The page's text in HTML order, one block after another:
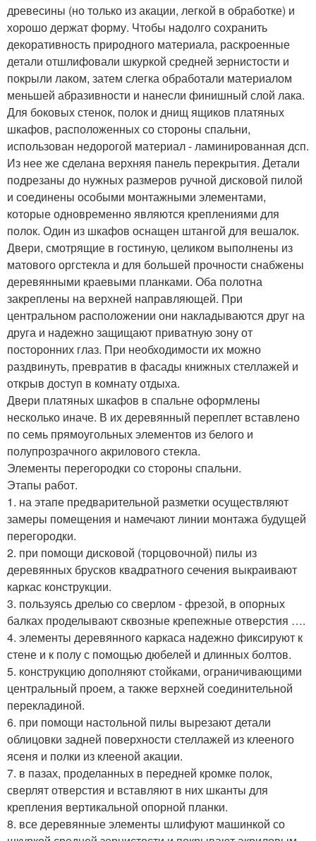
древесины (но только из акации, легкой в обработке) и
хорошо держат форму. Чтобы надолго сохранить
декоративность природного материала, раскроенные
детали отшлифовали шкуркой средней зернистости и
покрыли лаком, затем слегка обработали материалом
меньшей абразивности и нанесли финишный слой лака.
Для боковых стенок, полок и днищ ящиков платяных
шкафов, расположенных со стороны спальни,
использован недорогой материал - ламинированная дсп.
Из нее же сделана верхняя панель перекрытия. Детали
подрезаны до нужных размеров ручной дисковой пилой
и соединены особыми монтажными элементами,
которые одновременно являются креплениями для
полок. Один из шкафов оснащен штангой для вешалок.
Двери, смотрящие в гостиную, целиком выполнены из
матового оргстекла и для большей прочности снабжены
деревянными краевыми планками. Оба полотна
закреплены на верхней направляющей. При
центральном расположении они накладываются друг на
друга и надежно защищают приватную зону от
посторонних глаз. При необходимости их можно
раздвинуть, превратив в фасады книжных стеллажей и
открыв доступ в комнату отдыха.
Двери платяных шкафов в спальне оформлены
несколько иначе. В их деревянный переплет вставлено
по семь прямоугольных элементов из белого и
полупрозрачного акрилового стекла.
Элементы перегородки со стороны спальни.
Этапы работ.
1. на этапе предварительной разметки осуществляют
замеры помещения и намечают линии монтажа будущей
перегородки.
2. при помощи дисковой (торцовочной) пилы из
деревянных брусков квадратного сечения выкраивают
каркас конструкции.
3. пользуясь дрелью со сверлом - фрезой, в опорных
балках проделывают сквозные крепежные отверстия ….
4. элементы деревянного каркаса надежно фиксируют к
стене и к полу с помощью дюбелей и длинных болтов.
5. конструкцию дополняют стойками, ограничивающими
центральный проем, а также верхней соединительной
перекладиной.
6. при помощи настольной пилы вырезают детали
облицовки задней поверхности стеллажей из клееного
ясеня и полки из клееной акации.
7. в пазах, проделанных в передней кромке полок,
сверлят отверстия и вставляют в них шканты для
крепления вертикальной опорной планки.
8. все деревянные элементы шлифуют машинкой со